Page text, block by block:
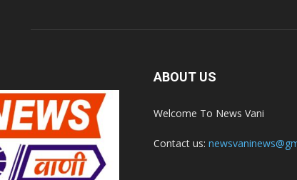
ABOUT US
Welcome To News Vani
Contact us: